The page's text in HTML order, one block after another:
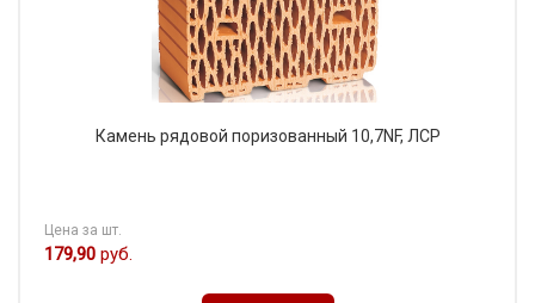
Камень рядовой поризованный 10,7NF, ЛСР
Цена за шт.
179,90 руб.